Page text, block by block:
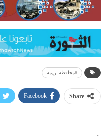
#محافظة_ريمة
Share
Facebook